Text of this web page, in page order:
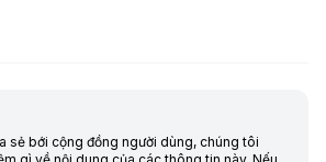
sẻ bới cộng đồng người dùng, chúng tôi